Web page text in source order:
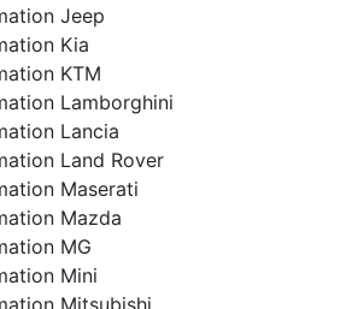
Jeep
Kia
KTM
Lamborghini
Lancia
Land Rover
Maserati
Mazda
MG
Mini
Mitsubishi